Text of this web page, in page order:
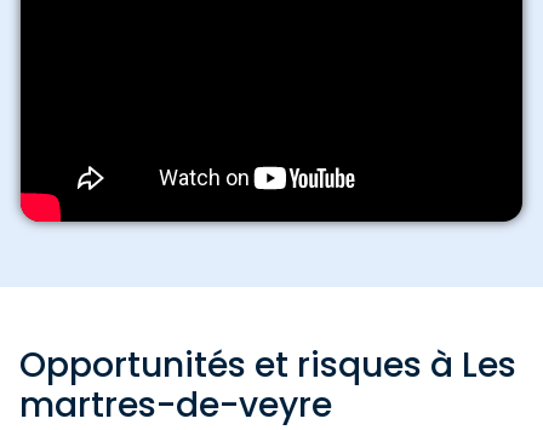
Opportunités et risques à Les
martres-de-veyre